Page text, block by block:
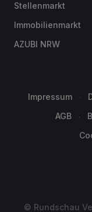
Stellenmarkt
Immobilienmarkt
AZUBI NRW
Impressum
AGB
© Rundschau